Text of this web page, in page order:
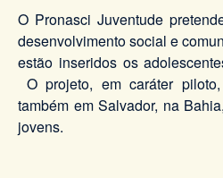
O Pronasci Juventude
desenvolvimento social e
estão inseridos os
O projeto, em caráter
também em Salvador, na
jovens.